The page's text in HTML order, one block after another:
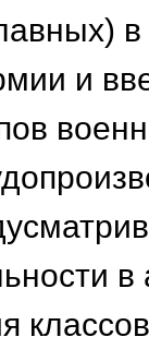
в
и